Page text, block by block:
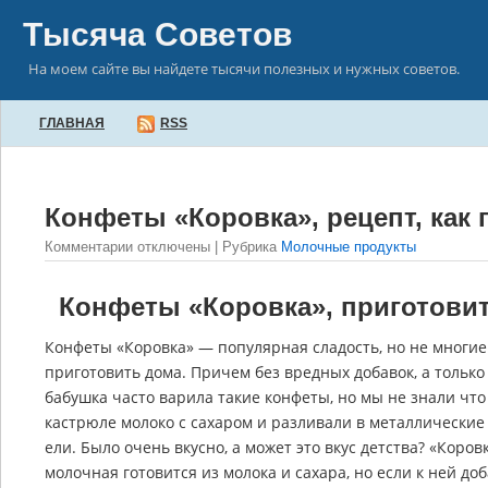
Тысяча Советов
На моем сайте вы найдете тысячи полезных и нужных советов.
ГЛАВНАЯ RSS
Конфеты «Коровка», рецепт, как
Комментарии отключены | Рубрика Молочные продукты
Конфеты «Коровка»,
Конфеты «Коровка» — популярная сладость, но не
приготовить дома. Причем без вредных добавок, а
бабушка часто варила такие конфеты, но мы не знали
кастрюле молоко с сахаром и разливали в
ели. Было очень вкусно, а может это вкус детства?
молочная готовится из молока и сахара, но если к ней